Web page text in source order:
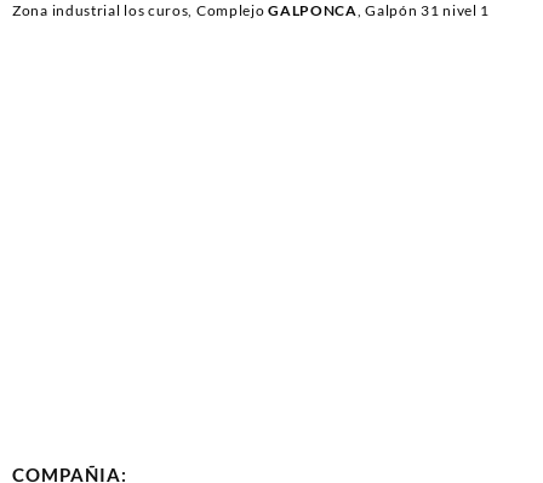
Zona industrial los curos, ComplejoGALPONCA, Galpón 31 nivel 1
COMPAÑIA: